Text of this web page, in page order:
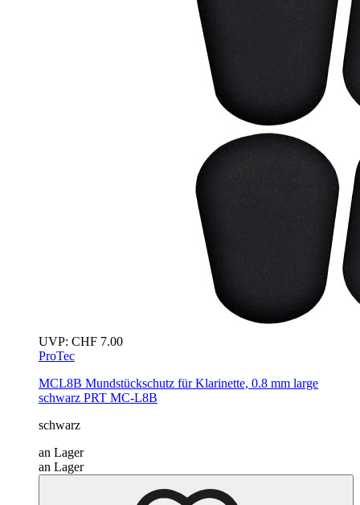
UVP: CHF 7.00
ProTec
MCL8B Mundstückschutz für Klarinette, 0.8 mm large
schwarz PRT MC-L8B
schwarz
an Lager
an Lager